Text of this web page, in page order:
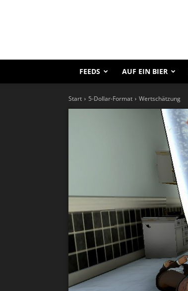
FEEDS AUF EIN BIER
Start 5-Dollar-Format Wertschätzung